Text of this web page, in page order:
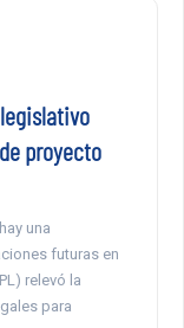
proyecto
una
futuras en
relevó la
para